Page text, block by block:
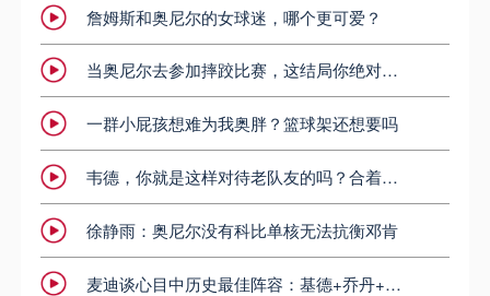
詹姆斯和奥尼尔的女球迷，哪个更可爱？
当奥尼尔去参加摔跤比赛，这结局你绝对想不到
一群小屁孩想难为我奥胖？篮球架还想要吗
韦德，你就是这样对待老队友的吗？合着奥胖的嘴巴是篮框？
徐静雨：奥尼尔没有科比单核无法抗衡邓肯
麦迪谈心目中历史最佳阵容：基德+乔丹+詹姆斯+邓肯+鲨鱼